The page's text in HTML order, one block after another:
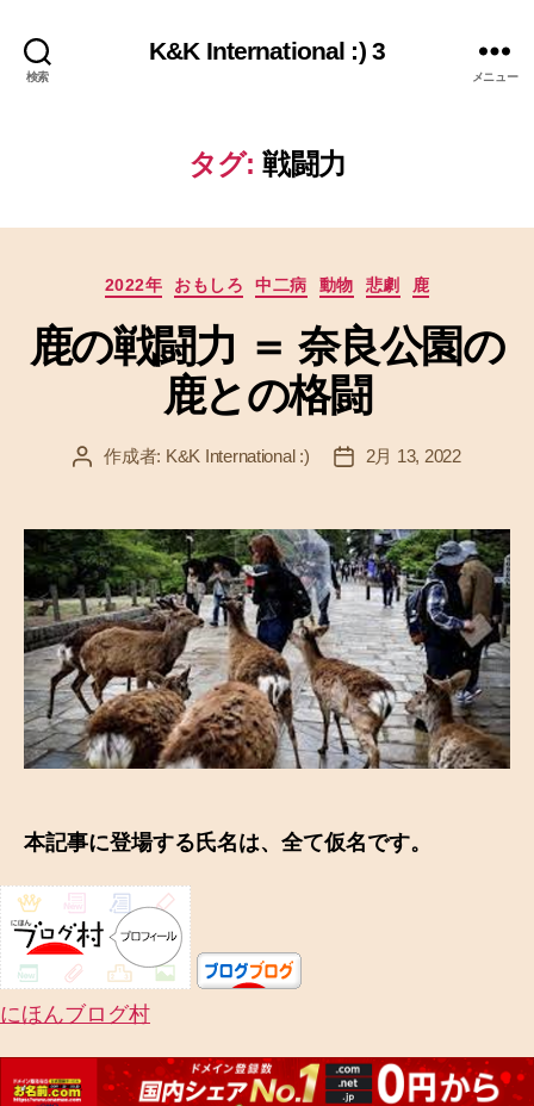
検索
K&K International :) 3
メニュー
タグ: 戦闘力
カ
リ
ー
2022年 おもしろ 中二病 動物 悲劇 鹿
鹿の戦闘力 ＝ 奈良公園の
鹿との格闘
投 作成者: K&K International :)
投
2月 13, 2022
本記事に登場する氏名は、全て仮名です。
にほんブログ村